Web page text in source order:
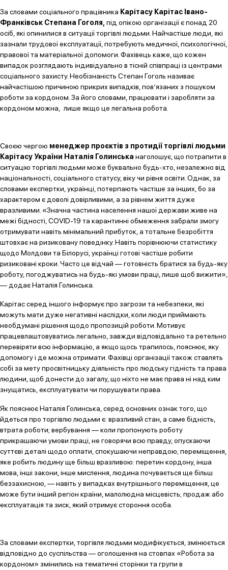
За словами соціального працівника Карітасу Карітас Івано-
Франківськ Степана Гоголя, під опікою організації є понад 20
осіб, які опинилися в ситуації торгівлі людьми. Найчастіше люди, які
зазнали трудової експлуатації, потребують медичної, психологічної,
правової та матеріальної допомоги. Фахівець каже, що кожен
випадок розглядають індивідуально в тісній співпраці із центрами
соціального захисту. Необізнаність Степан Гоголь називає
найчастішою причиною прикрих випадків, пов’язаних з пошуком
роботи за кордоном. За його словами, працювати і заробляти за
кордоном можна, лише якщо це легальна робота.
Своєю чергою менеджер проєктів з протидії торгівлі людьми
Карітасу України Наталія Голинська наголошує, що потрапити в
ситуацію торгівлі людьми може буквально будь-хто, незалежно від
національності, соціального статусу, віку чи рівня освіти. Однак, за
словами експертки, українці, потерпають частіше за інших, бо за
характером є доволі довірливими, а за рівнем життя дуже
вразливими. «Значна частина населення нашої держави живе на
межі бідності, COVID-19 та карантинні обмеження забрали змогу
отримувати навіть мінімальний прибуток, а тотальне безробіття
штовхає на ризиковану поведінку. Навіть порівнюючи статистику
щодо Молдови та Білорусі, українці готові частіше робити
ризиковані кроки. Часто це відчай — готовність братися за будь-яку
роботу, погоджуватись на будь-які умови праці, лише щоб вижити»,
— додає Наталія Голинська.
Карітас серед іншого інформує про загрози та небезпеки, які
можуть мати дуже негативні наслідки, коли люди приймають
необдумані рішення щодо пропозицій роботи. Мотивує
працевлаштовуватись легально, завжди відповідально та ретельно
перевіряти всю інформацію, а якщо щось трапилось, пояснює, яку
допомогу і де можна отримати. Фахівці організації також ставлять
собі за мету просвітницьку діяльність про людську гідність та права
людини, щоб донести до загалу, що ніхто не має права ні над ким
знущатись, експлуатувати чи порушувати права.
Як пояснює Наталія Голинська, серед основних ознак того, що
йдеться про торгівлю людьми є: вразливий стан, а саме бідність,
втрата роботи; вербування — коли пропонують роботу
прикрашаючи умови праці, не говорячи всю правду, опускаючи
суттєві деталі щодо оплати, спокушаючи неправдою; переміщення,
яке робить людину ще більш вразливою: перетин кордону, інша
мова, інші закони, інше мислення, людина почувається ще більш
беззахисною, — навіть у випадках внутрішнього переміщення, це
може бути інший регіон країни, малолюдна місцевість; продаж або
експлуатація та зиск, який отримує стороння особа.
За словами експертки, торгівля людьми модифікується, змінюється
відповідно до суспільства — оголошення на стовпах «Робота за
кордоном» змінились на тематичні сторінки та групи в